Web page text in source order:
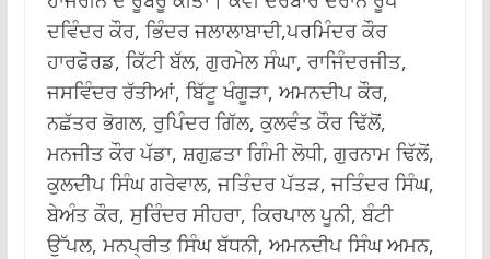
ਦਵਿੰਦਰ ਕੌਰ, ਭਿੰਦਰ ਜਲਾਲਾਬਾਦੀ,ਪਰਮਿੰਦਰ ਕੌਰ
ਹਾਰਫੋਰਡ, ਕਿੱਟੀ ਬੱਲ, ਗੁਰਮੇਲ ਸੰਘਾ, ਰਾਜਿੰਦਰਜੀਤ,
ਜਸਵਿੰਦਰ ਰੱਤੀਆਂ, ਬਿੱਟੂ ਖੰਗੂੜਾ, ਅਮਨਦੀਪ ਕੌਰ,
ਨਛੱਤਰ ਭੋਗਲ, ਰੁਪਿੰਦਰ ਗਿੱਲ, ਕੁਲਵੰਤ ਕੌਰ ਢਿੱਲੋਂ,
ਮਨਜੀਤ ਕੌਰ ਪੱਡਾ, ਸ਼ਗੁਫ਼ਤਾ ਗਿੰਮੀ ਲੋਧੀ, ਗੁਰਨਾਮ ਢਿੱਲੋਂ,
ਕੁਲਦੀਪ ਸਿੰਘ ਗਰੇਵਾਲ, ਜਤਿੰਦਰ ਪੱਤੜ, ਜਤਿੰਦਰ ਸਿੰਘ,
ਬੇਅੰਤ ਕੌਰ, ਸੁਰਿੰਦਰ ਸੀਹਰਾ, ਕਿਰਪਾਲ ਪੂਨੀ, ਬੰਟੀ
ਉੱਪਲ, ਮਨਪ੍ਰੀਤ ਸਿੰਘ ਬੱਧਨੀ, ਅਮਨਦੀਪ ਸਿੰਘ ਅਮਨ,